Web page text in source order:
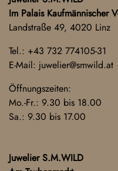
Im Palais Kaufmännischer
Landstraße 49, 4020 Linz
Tel.: +43 732 774105-31
E-Mail: juwelier@smwild.at
Öffnungszeiten:
Mo.-Fr.: 9.30 bis 18.00
Sa.: 9.30 bis 17.00
Juwelier S.M.WILD